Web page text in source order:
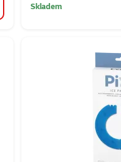
Skladem